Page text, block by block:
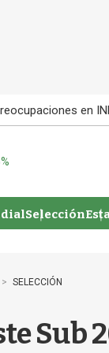
en
Selección
SELECCIÓN
Sub